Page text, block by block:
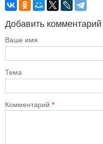
Добавить комментарий
Ваше имя
Тема
Комментарий *